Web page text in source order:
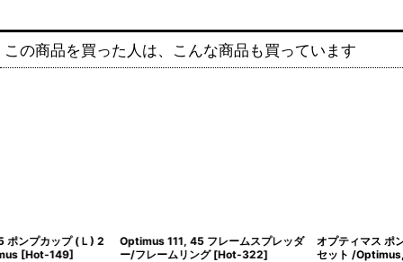
この商品を買った人は、こんな商品も買っています
Optimus 111, 45 フレームスプレッダ
ー/フレームリング
Hot-322]
オプティマス ポンプカップ (Ｌ) 12個
セット /Optimus, Primus, Radius